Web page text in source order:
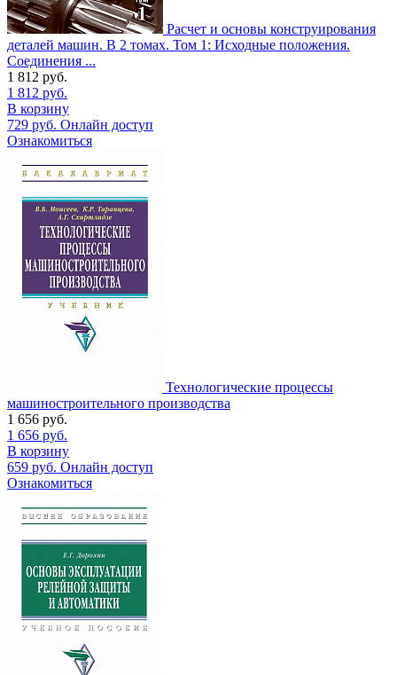
Расчет и основы конструирования
деталей машин. В 2 томах. Том 1: Исходные положения.
Соединения ...
1 812 руб.
1 812 руб.
В корзину
729 руб. Онлайн доступ
Ознакомиться
Технологические процессы
машиностроительного производства
1 656 руб.
1 656 руб.
В корзину
659 руб. Онлайн доступ
Ознакомиться